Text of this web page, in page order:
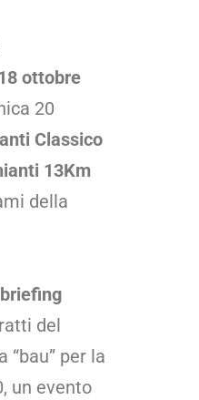
ottobre
20
Classico
13Km
della
del
per la
un evento